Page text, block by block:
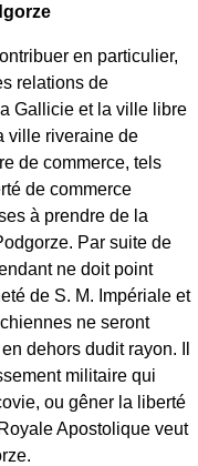
en particulier,
relations de
Gallicie et la ville libre
ville riveraine de
de commerce, tels
de commerce
à prendre de la
Par suite de
ne doit point
de S. M. Impériale et
ne seront
dehors dudit rayon. Il
militaire qui
ou gêner la liberté
Apostolique veut